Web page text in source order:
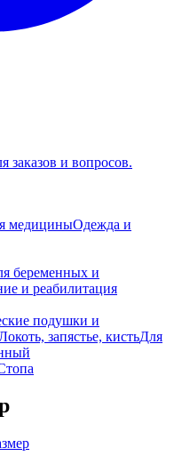
заказов и вопросов.
медициныОдежда и
беременных и
и реабилитация
подушки и
запястье, кистьДля